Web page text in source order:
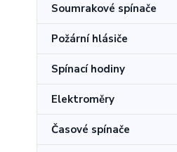
Soumrakové spínače
Požární hlásiče
Spínací hodiny
Elektroměry
Časové spínače